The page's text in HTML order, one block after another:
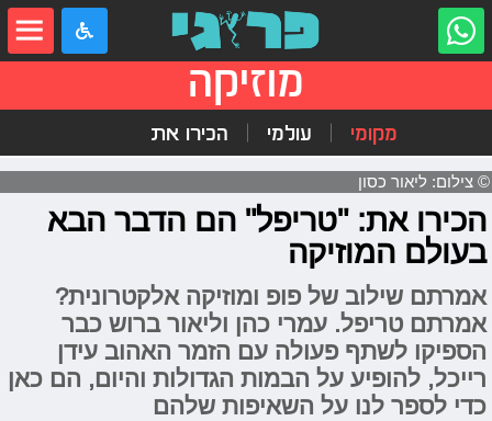
מוזיקה
מקומי עולמי הכירו את
© צילום: ליאור כסון
הכירו את: "טריפל" הם הדבר הבא
בעולם המוזיקה
אמרתם שילוב של פופ ומוזיקה אלקטרונית?
אמרתם טריפל. עמרי כהן וליאור ברוש כבר
הספיקו לשתף פעולה עם הזמר האהוב עידן
רייכל, להופיע על הבמות הגדולות והיום, הם כאן
כדי לספר לנו על השאיפות שלהם